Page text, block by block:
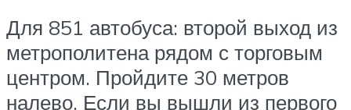
Для 851 автобуса: второй выход из
метрополитена рядом с торговым
центром. Пройдите 30 метров
налево. Если вы вышли из первого